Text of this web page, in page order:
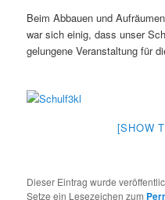
Beim Abbauen und
war sich einig, dass unser
gelungene Veranstaltung für
[SHOW
Dieser Eintrag wurde
Setze ein Lesezeichen zum